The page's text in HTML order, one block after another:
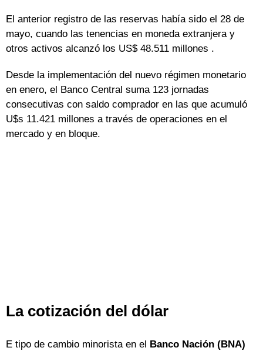
El anterior registro de las reservas había sido el 28 de
mayo, cuando las tenencias en moneda extranjera y
otros activos alcanzó los US$ 48.511 millones .
Desde la implementación del nuevo régimen monetario
en enero, el Banco Central suma 123 jornadas
consecutivas con saldo comprador en las que acumuló
U$s 11.421 millones a través de operaciones en el
mercado y en bloque.
La cotización del dólar
E tipo de cambio minorista en el Banco Nación (BNA)